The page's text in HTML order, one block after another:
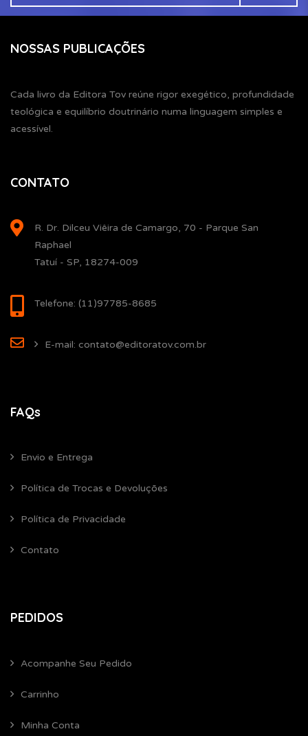
NOSSAS PUBLICAÇÕES
Cada livro da Editora Tov reúne rigor exegético, profundidade
teológica e equilíbrio doutrinário numa linguagem simples e
acessível.
CONTATO
R. Dr. Dilceu Viêira de Camargo, 70 - Parque San
Raphael
Tatuí - SP, 18274-009
Telefone: (11)97785-8685
E-mail: contato@editoratov.com.br
FAQs
Envio e Entrega
Política de Trocas e Devoluções
Política de Privacidade
Contato
PEDIDOS
Acompanhe Seu Pedido
Carrinho
Minha Conta